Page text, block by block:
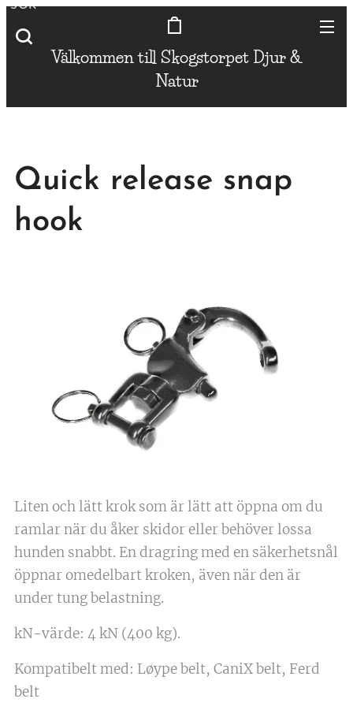
Välkommen till Skogstorpet Djur &
Natur
SÖK
Quick release snap
hook
Liten och lätt krok som är lätt att öppna om du
ramlar när du åker skidor eller behöver lossa
hunden snabbt. En dragring med en säkerhetsnål
öppnar omedelbart kroken, även när den är
under tung belastning.
kN-värde: 4 kN (400 kg).
Kompatibelt med: Løype belt, CaniX belt, Ferd
belt